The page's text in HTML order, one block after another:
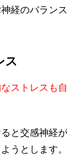
経のバラン
ス
ストレスも
と交感神経
うとします